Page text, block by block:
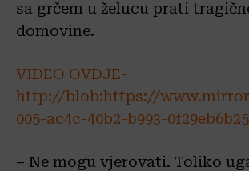
sa grčem u želucu prati
domovine.
VIDEO OVDJE-
http://blob:https://
005-ac4c-40b2-b993-
– Ne mogu vjerovati. Toliko